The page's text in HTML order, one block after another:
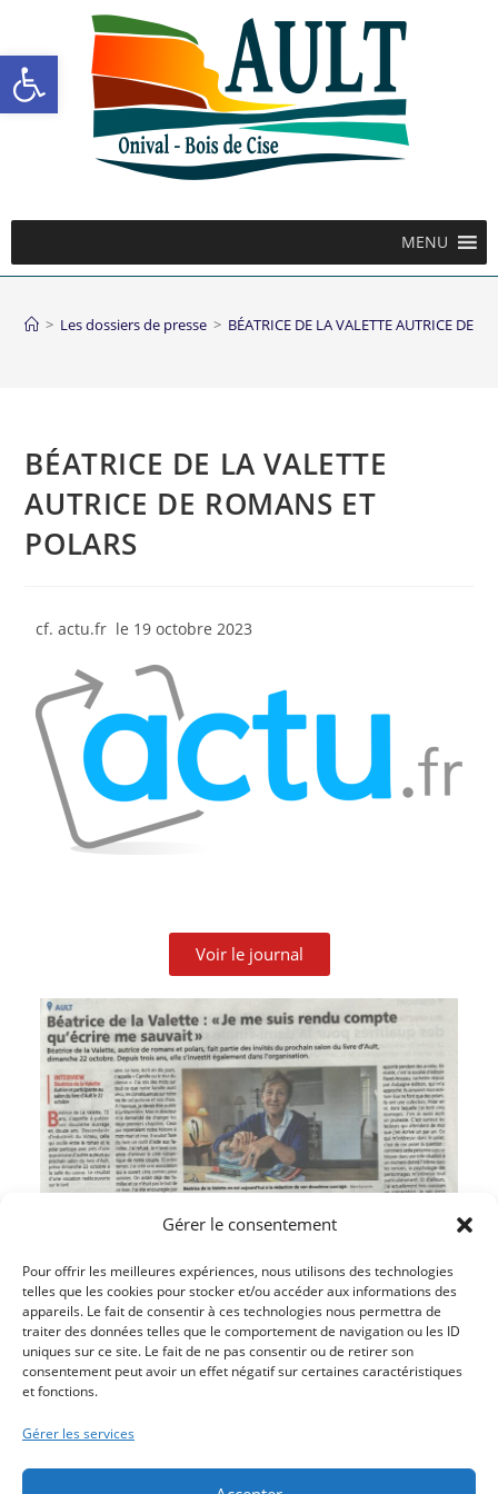
Ouvrir la barre d’outils
Gérer le consentement
Pour offrir les meilleures expériences, nous utilisons des technologies
telles que les cookies pour stocker et/ou accéder aux informations des
appareils. Le fait de consentir à ces technologies nous permettra de
traiter des données telles que le comportement de navigation ou les ID
uniques sur ce site. Le fait de ne pas consentir ou de retirer son
consentement peut avoir un effet négatif sur certaines caractéristiques
et fonctions.
Gérer les services
MENU
> Les dossiers de presse > BÉATRICE DE LA VALETTE AUTRICE DE
BÉATRICE DE LA VALETTE
AUTRICE DE ROMANS ET
POLARS
cf. actu.fr le 19 octobre 2023
Voir le journal
Article précédent
UN MARSOUIN MORT SUR LA PLAGE